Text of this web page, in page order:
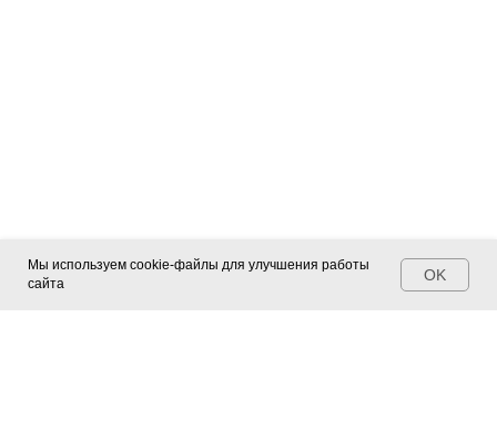
Мы используем cookie-файлы для улучшения работы
сайта
OK